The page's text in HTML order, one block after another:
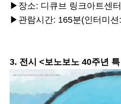
▶장소: 디큐브 링크아트센터
▶관람시간: 165분(인터미션
3. 전시 <보노보노 40주년